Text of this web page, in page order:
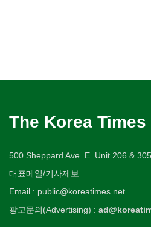
The Korea
500 Sheppard Ave. E. Unit 206 &
대표메일/기사제보
Email : public@koreatimes.net
광고문의(Advertising) :